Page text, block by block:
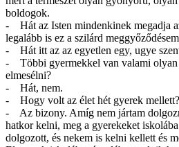
boldogok.
- Hát az Isten mindenkinek megadja
legalább is ez a szilárd
- Hát itt az az egyetlen egy, ugye
- Többi gyermekkel van valami olyan
elmesélni?
- Hát, nem.
- Hogy volt az élet hét gyerek mellett?
- Az bizony. Amíg nem jártam
hatkor kelni, meg a gyerekeket
dolgozott, és nekem is kelni kellett és